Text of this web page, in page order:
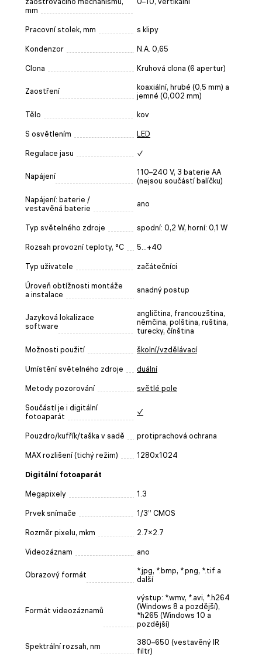
mm
Pracovní stolek, mm s klipy
Kondenzor N.A. 0,65
Clona Kruhová clona (6 apertur)
Zaostření
koaxiální, hrubé (0,5 mm) a
jemné (0,002 mm)
Tělo kov
S osvětlením LED
Regulace jasu ✓
Napájení
110–240 V, 3 baterie AA
(nejsou součástí balíčku)
Napájení: baterie /
vestavěná baterie
ano
Typ světelného zdroje spodní: 0,2 W, horní: 0,1 W
Rozsah provozní teploty, °C 5...+40
Typ uživatele začátečníci
Úroveň obtížnosti montáže
a instalace
snadný postup
Jazyková lokalizace
software
angličtina, francouzština,
němčina, polština, ruština,
turecky, čínština
Možnosti použití školní/vzdělávací
Umístění světelného zdroje duální
Metody pozorování světlé pole
Součástí je i digitální
fotoaparát
✓
Pouzdro/kufřík/taška v sadě protiprachová ochrana
MAX rozlišení (tichý režim) 1280x1024
Digitální fotoaparát
Megapixely 1.3
Prvek snímače 1/3” CMOS
Rozměr pixelu, mkm 2.7×2.7
Videozáznam ano
Obrazový formát
*.jpg, *.bmp, *.png, *.tif a
další
Formát videozáznamů
výstup: *.wmv, *.avi, *.h264
(Windows 8 a pozdější),
*h265 (Windows 10 a
pozdější)
Spektrální rozsah, nm
380–650 (vestavěný IR
filtr)